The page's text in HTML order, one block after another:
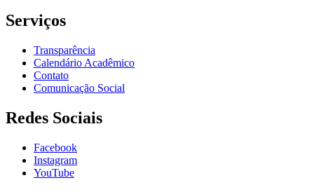
Serviços
Transparência
Calendário Acadêmico
Contato
Comunicação Social
Redes Sociais
Facebook
Instagram
YouTube